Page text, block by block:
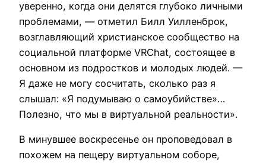
уверенно, когда они делятся глубоко личными
проблемами, — отметил Билл Уилленброк,
возглавляющий христианское сообщество на
социальной платформе VRChat, состоящее в
основном из подростков и молодых людей. —
Я даже не могу сосчитать, сколько раз я
слышал: «Я подумываю о самоубийстве»…
Полезно, что мы в виртуальной реальности».
В минувшее воскресенье он проповедовал в
похожем на пещеру виртуальном соборе,